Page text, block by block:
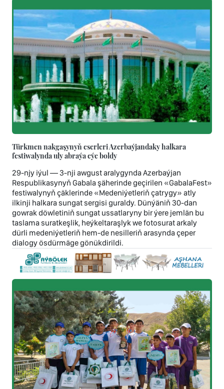
Türkmen nakgaşynyň eserleri Azerbaýjandaky halkara
festiwalynda uly abraýa eýe boldy
29-njy iýul — 3-nji awgust aralygynda Azerbaýjan
Respublikasynyň Gabala şäherinde geçirilen «GabalaFest»
festiwalynyň çäklerinde «Medeniýetleriň çatrygy» atly
ilkinji halkara sungat sergisi guraldy. Dünýäniň 30-dan
gowrak döwletiniň sungat ussatlaryny bir ýere jemlän bu
taslama suratkeşlik, heýkeltaraşlyk we fotosurat arkaly
dürli medeniýetleriň hem-de nesilleriň arasynda çeper
dialogy ösdürmäge gönükdirildi.